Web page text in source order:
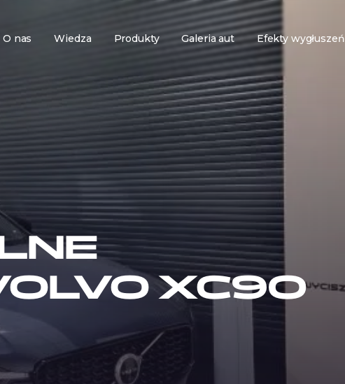
O nas Wiedza Produkty Galeria aut Efekty wygłuszeń
XC90